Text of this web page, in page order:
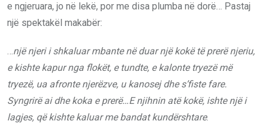
e ngjeruara, jo në lekë, por me disa plumba në dorë… Pastaj
një spektakël makabër:
…një njeri i shkaluar mbante në duar një kokë të prerë njeriu,
e kishte kapur nga flokët, e tundte, e kalonte tryezë më
tryezë, ua afronte njerëzve, u kanosej dhe s’fiste fare.
Syngrirë ai dhe koka e prerë…E njihnin atë kokë, ishte një i
lagjes, që kishte kaluar me bandat kundërshtare.